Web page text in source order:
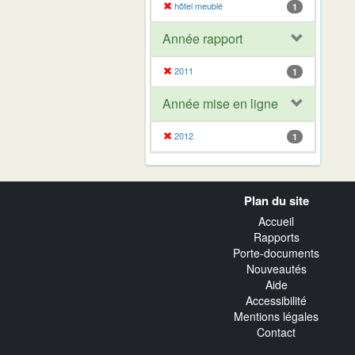
hôtel meublé 1
Année rapport
2011 1
Année mise en ligne
2012 1
Plan du site
Accueil
Rapports
Porte-documents
Nouveautés
Aide
Accessibilité
Mentions légales
Contact